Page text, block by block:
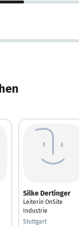
Silke Dertinger
Leiterin OnSite
Industrie
Stuttgart